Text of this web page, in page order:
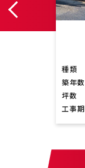
種類
築年数
坪数
工事